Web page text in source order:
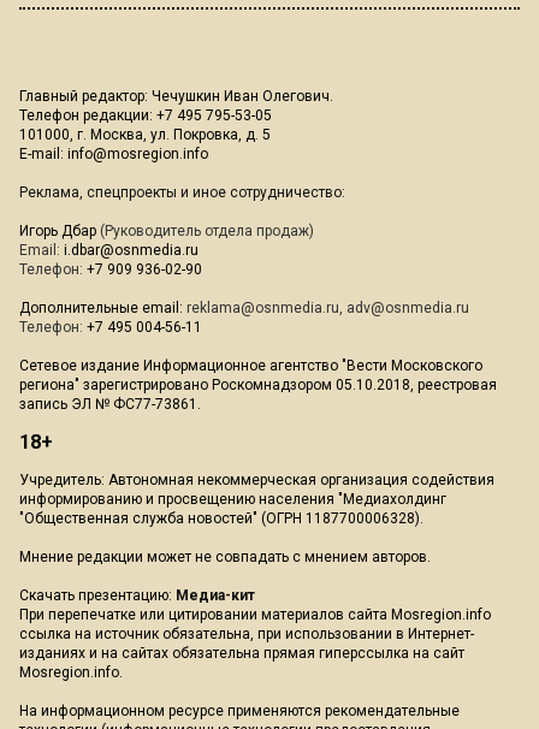
Главный редактор: Чечушкин Иван Олегович.
Телефон редакции: +7 495 795-53-05
101000, г. Москва, ул. Покровка, д. 5
E-mail: info@mosregion.info
Реклама, спецпроекты и иное сотрудничество:
Игорь Дбар (Руководитель отдела продаж)
Email: i.dbar@osnmedia.ru
Телефон: +7 909 936-02-90
Дополнительные email: reklama@osnmedia.ru, adv@osnmedia.ru
Телефон: +7 495 004-56-11
Сетевое издание Информационное агентство "Вести Московского
региона" зарегистрировано Роскомнадзором 05.10.2018, реестровая
запись ЭЛ № ФС77-73861.
18+
Учредитель: Автономная некоммерческая организация содействия
информированию и просвещению населения "Медиахолдинг
"Общественная служба новостей" (ОГРН 1187700006328).
Мнение редакции может не совпадать с мнением авторов.
Скачать презентацию: Медиа-кит
При перепечатке или цитировании материалов сайта Mosregion.info
ссылка на источник обязательна, при использовании в Интернет-
изданиях и на сайтах обязательна прямая гиперссылка на сайт
Mosregion.info.
На информационном ресурсе применяются рекомендательные